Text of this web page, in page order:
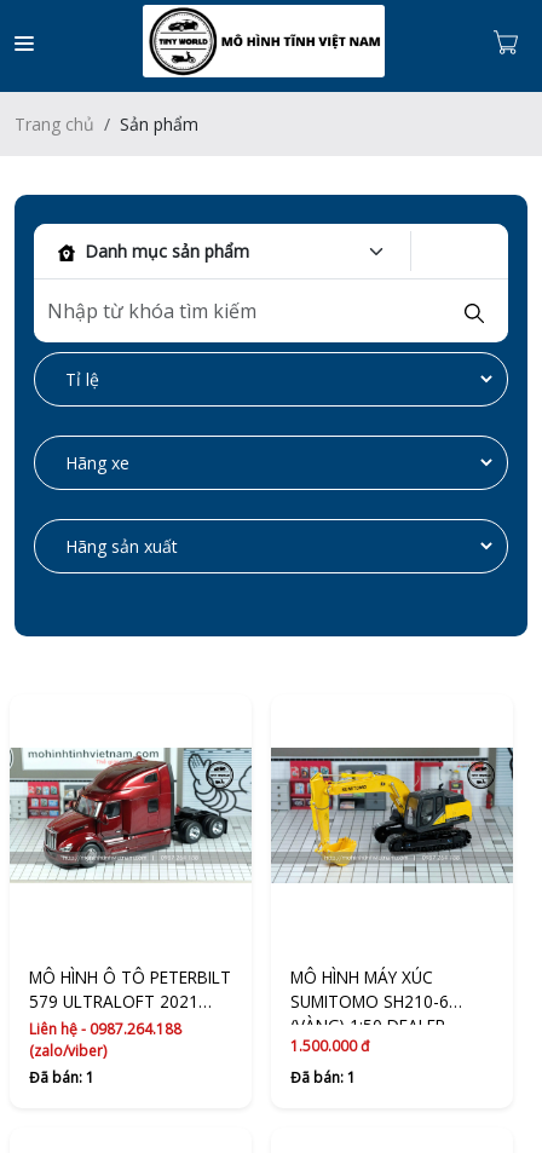
Trang chủ Sản phẩm
MÔ HÌNH Ô TÔ PETERBILT
579 ULTRALOFT 2021
(ĐỎ) 1:32 DIECAST
MASTERS
Liên hệ - 0987.264.188
(zalo/viber)
Đã bán: 1
MÔ HÌNH MÁY XÚC
SUMITOMO SH210-6
(VÀNG) 1:50 DEALER
1.500.000 đ
Đã bán: 1